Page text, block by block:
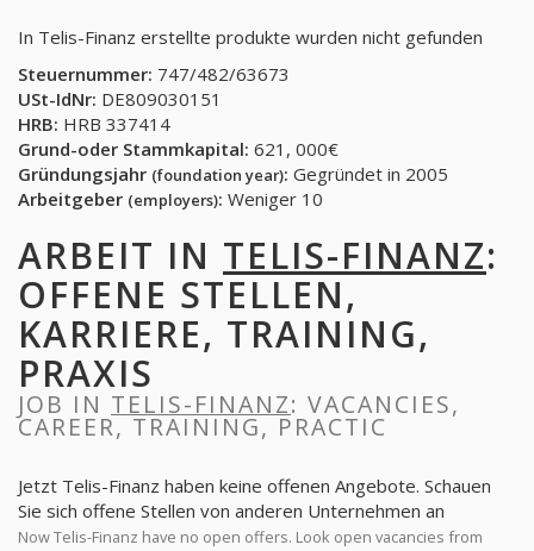
In Telis-Finanz erstellte produkte wurden nicht gefunden
Steuernummer: 747/482/63673
USt-IdNr: DE809030151
HRB: HRB 337414
Grund-oder Stammkapital: 621, 000€
Gründungsjahr (foundation year): Gegründet in 2005
Arbeitgeber (employers): Weniger 10
ARBEIT IN TELIS-FINANZ:
OFFENE STELLEN,
KARRIERE, TRAINING,
PRAXIS
JOB IN TELIS-FINANZ: VACANCIES,
CAREER, TRAINING, PRACTIC
Jetzt Telis-Finanz haben keine offenen Angebote. Schauen
Sie sich offene Stellen von anderen Unternehmen an
Now Telis-Finanz have no open offers. Look open vacancies from